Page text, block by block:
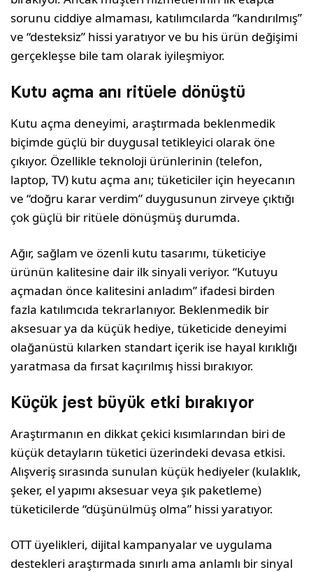
sorunu ciddiye almaması, katılımcılarda “kandırılmış”
ve “desteksiz” hissi yaratıyor ve bu his ürün değişimi
gerçekleşse bile tam olarak iyileşmiyor.
Kutu açma anı ritüele dönüştü
Kutu açma deneyimi, araştırmada beklenmedik
biçimde güçlü bir duygusal tetikleyici olarak öne
çıkıyor. Özellikle teknoloji ürünlerinin (telefon,
laptop, TV) kutu açma anı; tüketiciler için heyecanın
ve “doğru karar verdim” duygusunun zirveye çıktığı
çok güçlü bir ritüele dönüşmüş durumda.
Ağır, sağlam ve özenli kutu tasarımı, tüketiciye
ürünün kalitesine dair ilk sinyali veriyor. “Kutuyu
açmadan önce kalitesini anladım” ifadesi birden
fazla katılımcıda tekrarlanıyor. Beklenmedik bir
aksesuar ya da küçük hediye, tüketicide deneyimi
olağanüstü kılarken standart içerik ise hayal kırıklığı
yaratmasa da fırsat kaçırılmış hissi bırakıyor.
Küçük jest büyük etki bırakıyor
Araştırmanın en dikkat çekici kısımlarından biri de
küçük detayların tüketici üzerindeki devasa etkisi.
Alışveriş sırasında sunulan küçük hediyeler (kulaklık,
şeker, el yapımı aksesuar veya şık paketleme)
tüketicilerde “düşünülmüş olma” hissi yaratıyor.
OTT üyelikleri, dijital kampanyalar ve uygulama
destekleri araştırmada sınırlı ama anlamlı bir sinyal